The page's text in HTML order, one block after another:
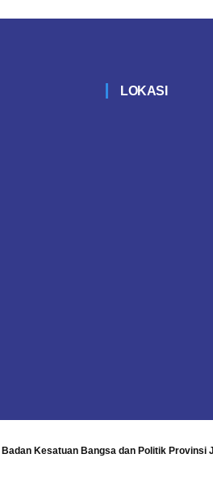
LOKASI
Badan Kesatuan Bangsa dan Politik Provinsi